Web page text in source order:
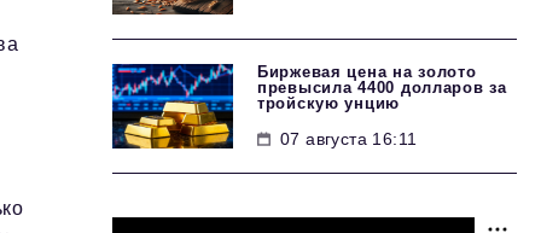
Биржевая цена на золото
превысила 4400 долларов за
тройскую унцию
07 августа 16:11